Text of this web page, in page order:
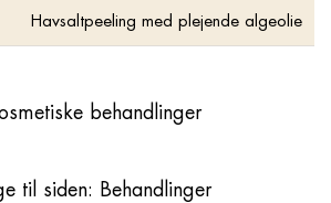
Havsaltpeeling med plejende algeolie
behandlinger
til siden: Behandlinger